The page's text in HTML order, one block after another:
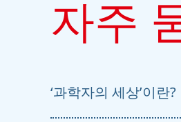
자주
‘과학자의 세상’이란?